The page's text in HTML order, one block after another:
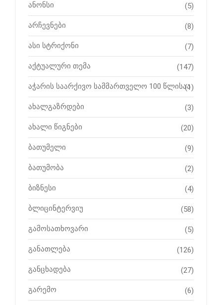
ანონსი (5)
არჩევნები (8)
ასი სტრიქონი (7)
აქტუალური თემა (147)
აჭარის საარქივო სამმართველო 100 წლისაა
(1)
ახალგაზრდები (3)
ახალი წიგნები (20)
ბათუმელი (9)
ბათუმობა (2)
ბიზნესი (4)
ბლიცინტერვიუ (58)
გამოსათხოვარი (5)
განათლება (126)
განცხადება (27)
გარემო (6)